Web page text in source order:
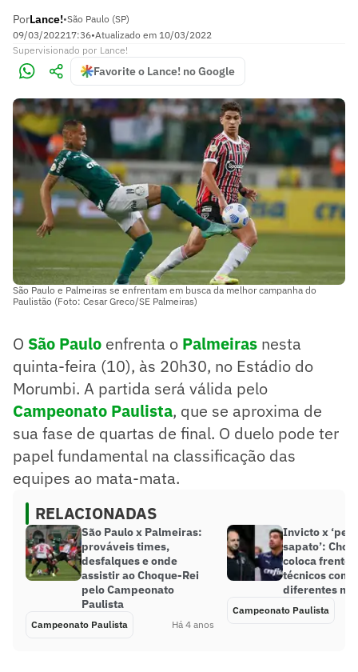
PorLance!•São Paulo (SP)
09/03/202217:36•Atualizado em 10/03/2022
Supervisionado por Lance!
Favorite o Lance! no Google
São Paulo e Palmeiras se enfrentam em busca da melhor campanha do
Paulistão (Foto: Cesar Greco/SE Palmeiras)
O São Paulo enfrenta o Palmeiras nesta
quinta-feira (10), às 20h30, no Estádio do
Morumbi. A partida será válida pelo
Campeonato Paulista, que se aproxima de
sua fase de quartas de final. O duelo pode ter
papel fundamental na classificação das
equipes ao mata-mata.
RELACIONADAS
São Paulo x Palmeiras:
prováveis times,
desfalques e onde
assistir ao Choque-Rei
pelo Campeonato
Paulista
Campeonato Paulista Há 4 anos
Invicto x
sapato’:
coloca frente
técnicos com
diferentes no
Campeonato Paulista